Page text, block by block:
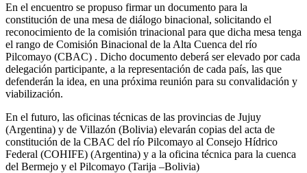
En el encuentro se propuso firmar un documento para la
constitución de una mesa de diálogo binacional, solicitando el
reconocimiento de la comisión trinacional para que dicha mesa tenga
el rango de Comisión Binacional de la Alta Cuenca del río
Pilcomayo (CBAC) . Dicho documento deberá ser elevado por cada
delegación participante, a la representación de cada país, las que
defenderán la idea, en una próxima reunión para su convalidación y
viabilización.
En el futuro, las oficinas técnicas de las provincias de Jujuy
(Argentina) y de Villazón (Bolivia) elevarán copias del acta de
constitución de la CBAC del río Pilcomayo al Consejo Hídrico
Federal (COHIFE) (Argentina) y a la oficina técnica para la cuenca
del Bermejo y el Pilcomayo (Tarija –Bolivia)